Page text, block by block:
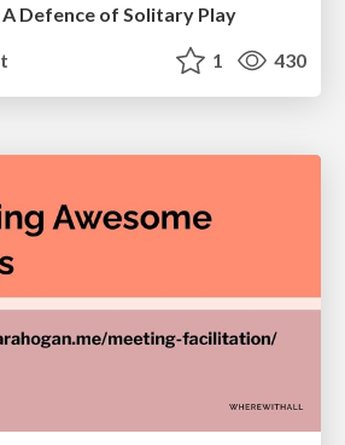
A Defence of Solitary Play
1 430